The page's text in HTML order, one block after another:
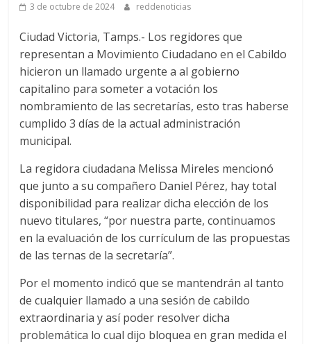
3 de octubre de 2024 reddenoticias
Ciudad Victoria, Tamps.- Los regidores que
representan a Movimiento Ciudadano en el Cabildo
hicieron un llamado urgente a al gobierno
capitalino para someter a votación los
nombramiento de las secretarías, esto tras haberse
cumplido 3 días de la actual administración
municipal.
La regidora ciudadana Melissa Mireles mencionó
que junto a su compañero Daniel Pérez, hay total
disponibilidad para realizar dicha elección de los
nuevo titulares, “por nuestra parte, continuamos
en la evaluación de los currículum de las propuestas
de las ternas de la secretaría”.
Por el momento indicó que se mantendrán al tanto
de cualquier llamado a una sesión de cabildo
extraordinaria y así poder resolver dicha
problemática lo cual dijo bloquea en gran medida el